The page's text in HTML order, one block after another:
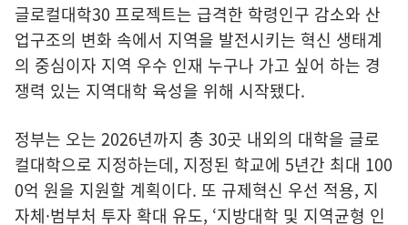
글로컬대학30 프로젝트는 급격한 학령인구 감소와 산
업구조의 변화 속에서 지역을 발전시키는 혁신 생태계
의 중심이자 지역 우수 인재 누구나 가고 싶어 하는 경
쟁력 있는 지역대학 육성을 위해 시작됐다.
정부는 오는 2026년까지 총 30곳 내외의 대학을 글로
컬대학으로 지정하는데, 지정된 학교에 5년간 최대 100
0억 원을 지원할 계획이다. 또 규제혁신 우선 적용, 지
자체·범부처 투자 확대 유도, ‘지방대학 및 지역균형 인